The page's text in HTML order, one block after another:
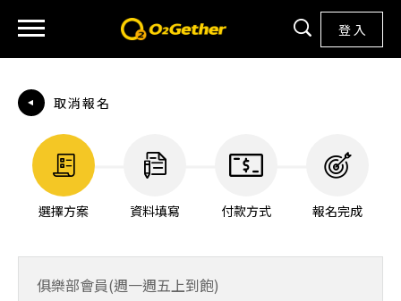
登 入
取消報名
選擇方案 資料填寫 付款方式 報名完成
俱樂部會員(週一週五上到飽)